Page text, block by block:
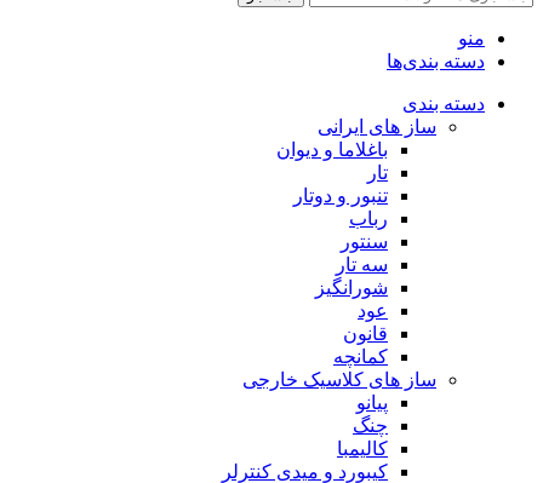
منو
دسته بندی‌ها
دسته بندی
ساز های ایرانی
باغلاما و دیوان
تار
تنبور و دوتار
رباب
سنتور
سه تار
شورانگیز
عود
قانون
کمانچه
ساز های کلاسیک خارجی
پیانو
چنگ
کالیمبا
کیبورد و میدی کنترلر